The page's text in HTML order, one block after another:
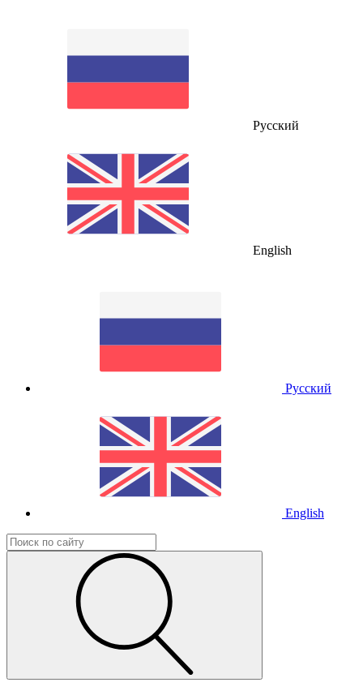
Русский
English
Русский
English